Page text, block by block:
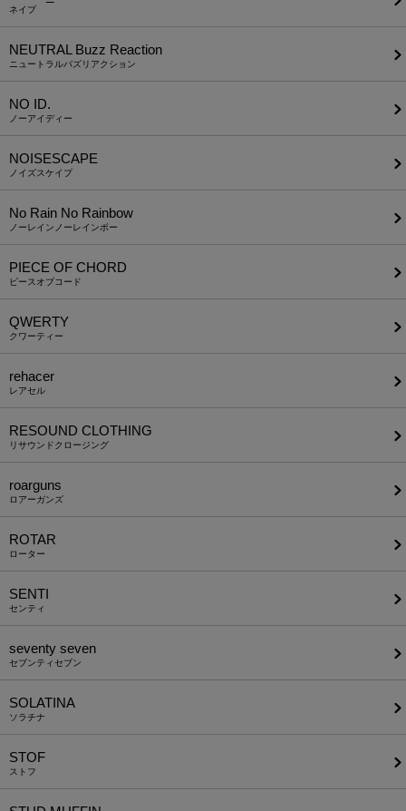
ネイプ
NEUTRAL Buzz Reaction
ニュートラルバズリアクション
NO ID.
ノーアイディー
NOISESCAPE
ノイズスケイプ
No Rain No Rainbow
ノーレインノーレインボー
PIECE OF CHORD
ピースオブコード
QWERTY
クワーティー
rehacer
レアセル
RESOUND CLOTHING
リサウンドクロージング
roarguns
ロアーガンズ
ROTAR
ローター
SENTI
センティ
seventy seven
セブンティセブン
SOLATINA
ソラチナ
STOF
ストフ